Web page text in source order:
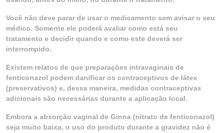
Você não deve parar de usar o medicamento sem avisar o seu
médico. Somente ele poderá avaliar como está seu
tratamento e decidir quando e como este deverá ser
interrompido.
Existem relatos de que preparações intravaginais de
fenticonazol podem danificar os contraceptivos de látex
(preservativos) e, dessa maneira, medidas contraceptivas
adicionais são necessárias durante a aplicação local.
Embora a absorção vaginal de Ginna (nitrato de fenticonazol)
seja muito baixa, o uso do produto durante a gravidez não é